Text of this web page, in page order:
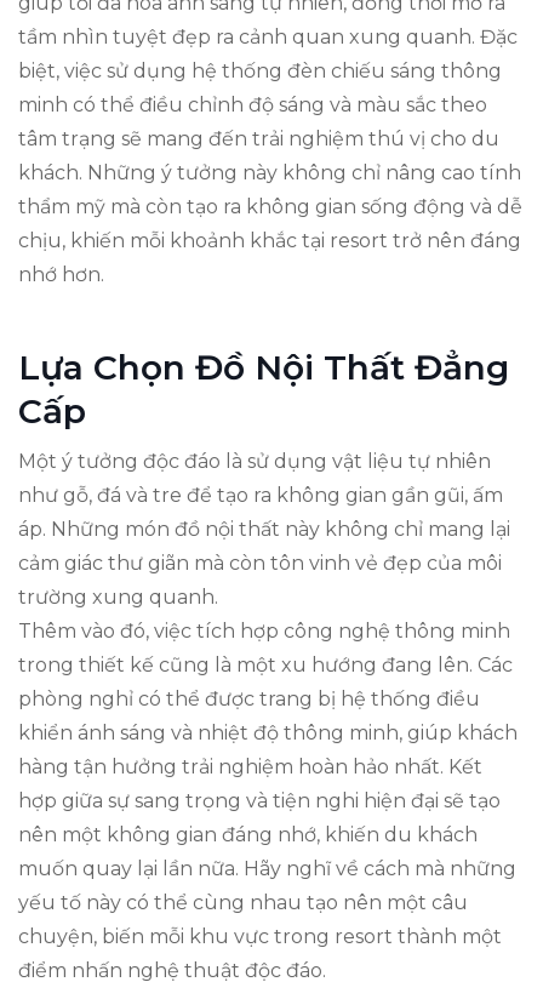
tầm nhìn tuyệt đẹp ra cảnh quan xung quanh. Đặc
biệt, việc sử dụng hệ thống đèn chiếu sáng thông
minh có thể điều chỉnh độ sáng và màu sắc theo
tâm trạng sẽ mang đến trải nghiệm thú vị cho du
khách. Những ý tưởng này không chỉ nâng cao tính
thẩm mỹ mà còn tạo ra không gian sống động và dễ
chịu, khiến mỗi khoảnh khắc tại resort trở nên đáng
nhớ hơn.
Lựa Chọn Đồ Nội Thất Đẳng
Cấp
Một ý tưởng độc đáo là sử dụng vật liệu tự nhiên
như gỗ, đá và tre để tạo ra không gian gần gũi, ấm
áp. Những món đồ nội thất này không chỉ mang lại
cảm giác thư giãn mà còn tôn vinh vẻ đẹp của môi
trường xung quanh.
Thêm vào đó, việc tích hợp công nghệ thông minh
trong thiết kế cũng là một xu hướng đang lên. Các
phòng nghỉ có thể được trang bị hệ thống điều
khiển ánh sáng và nhiệt độ thông minh, giúp khách
hàng tận hưởng trải nghiệm hoàn hảo nhất. Kết
hợp giữa sự sang trọng và tiện nghi hiện đại sẽ tạo
nên một không gian đáng nhớ, khiến du khách
muốn quay lại lần nữa. Hãy nghĩ về cách mà những
yếu tố này có thể cùng nhau tạo nên một câu
chuyện, biến mỗi khu vực trong resort thành một
điểm nhấn nghệ thuật độc đáo.